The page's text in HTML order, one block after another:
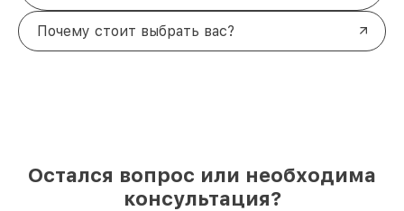
Почему стоит выбрать вас?
Остался вопрос или необходима
консультация?